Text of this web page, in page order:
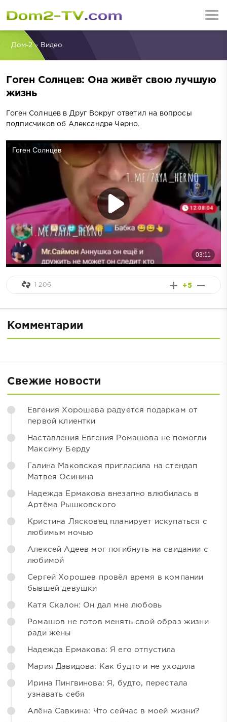
Дом-2» Видео
Гоген Солнцев: Она живёт свою лучшую
жизнь
Гоген Солнцев в Друг Вокруг ответил на вопросы
подписчиков об Александре Черно.
+5
1 206
Комментарии
Свежие новости
Евгения Хорошева радуется подаркам от
первой клиентки
Наставления Евгения Ромашова не помогли
Максиму Берду
Галина Маковская пригласила на стендап
Матвея Осинина
Надежда Ермакова внезапно влюбилась в
Артёма Рышковского
Кристина Лясковец планирует искупаться с
любимым ночью
Алексей Адеев мог погибнуть на свидании с
любимой
Сергей Хорошев провёл время в компании
бывшей девушки
Катя Скалон: Он дал мне любовь
Ромашов не готов менять свой образ жизни
ради жены
Надежда Ермакова: Я его отпустила
Мария Давидова: Как будто и не уходила
Ирина Пингвинова: Я, будто, перестала
узнавать себя
Алёна Савкина: Что сейчас в моей жизни?